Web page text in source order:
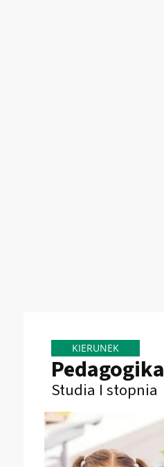
KIERUNEK
Pedagogika
Studia I stopnia